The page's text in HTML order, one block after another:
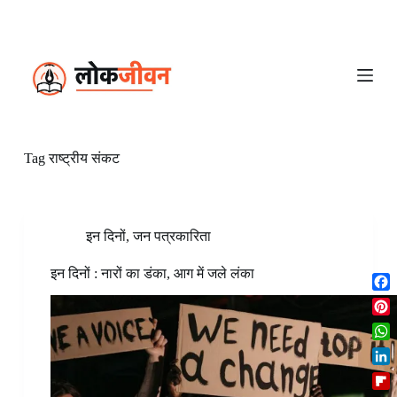
Tagराष्ट्रीय संकट
इन दिनों,जन पत्रकारिता
इन दिनों : नारों का डंका, आग में जले लंका
F
a
c
e
b
o
P
i
n
t
W
h
a
L
i